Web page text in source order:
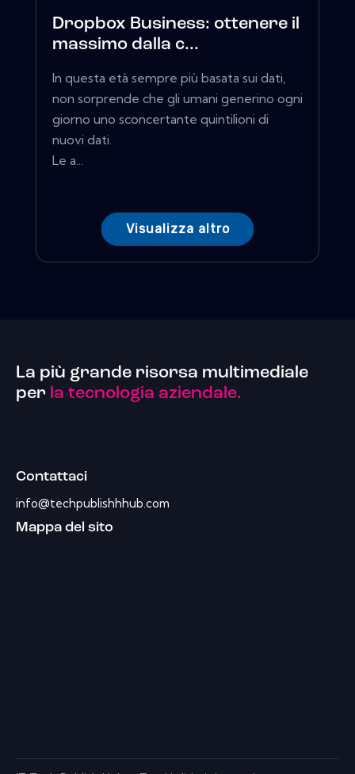
Dropbox Business: ottenere il
massimo dalla c...
In questa età sempre più basata sui dati,
non sorprende che gli umani generino ogni
giorno uno sconcertante quintilioni di
nuovi dati.
Le a...
Visualizza altro
La più grande risorsa multimediale
per la tecnologia aziendale.
Contattaci
info@techpublishhhub.com
Mappa del sito